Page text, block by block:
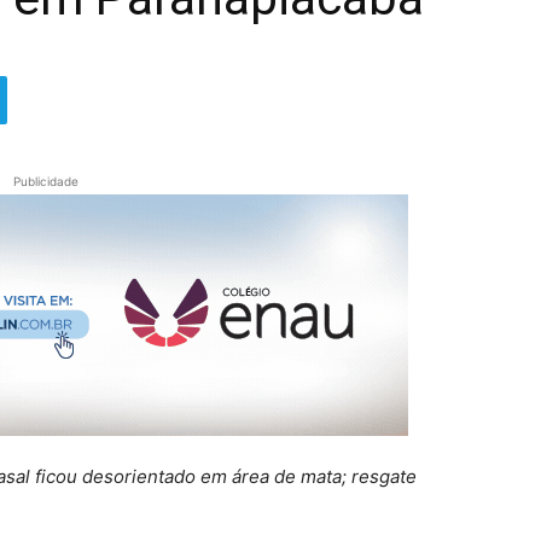
Publicidade
ficou desorientado em área de mata; resgate